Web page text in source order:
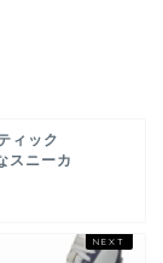
ィック
スニーカ